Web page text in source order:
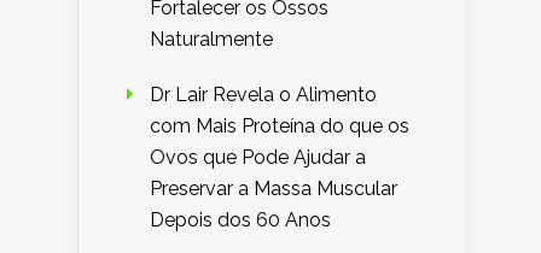
Fortalecer os Ossos
Naturalmente
Dr Lair Revela o Alimento
com Mais Proteína do que os
Ovos que Pode Ajudar a
Preservar a Massa Muscular
Depois dos 60 Anos